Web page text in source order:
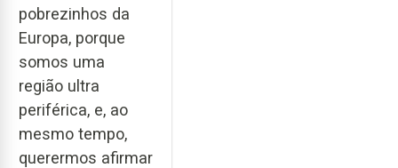
pobrezinhos da
Europa, porque
somos uma
região ultra
periférica, e, ao
mesmo tempo,
querermos afirmar